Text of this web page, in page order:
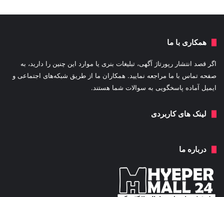
همکاری با ما
اگر قصد انتشار رپورتاژ آگهی، تبلیغات بنری یا موارد این چنین را دارید، به
صفحه تماس با ما مراجعه نمایید. همکاران ما از طریق شبکه‌های اجتماعی و
ایمیل آماده پاسخگویی به سوالات شما هستند.
لینک های کاربردی
درباره ما